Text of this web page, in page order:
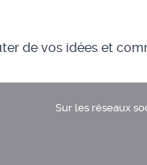
de vos idées et
Sur les réseaux